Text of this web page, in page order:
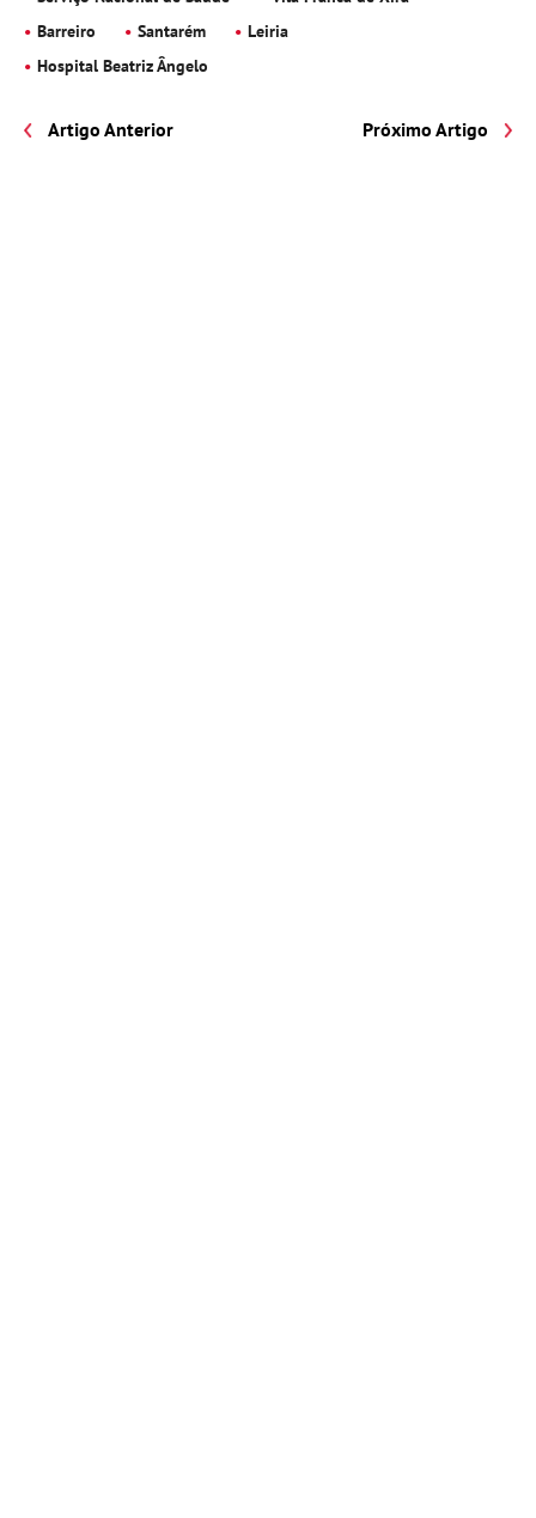
Barreiro
Santarém
Leiria
Hospital Beatriz Ângelo
Artigo Anterior Próximo Artigo